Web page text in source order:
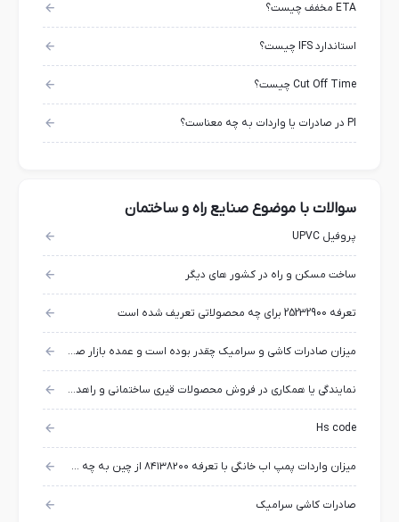
ETA مخفف چیست؟
استاندارد IFS چیست؟
Cut Off Time چیست؟
PI در صادرات یا واردات به چه معناست؟
سوالات با موضوع صنایع راه و ساختمان
پروفیل UPVC
ساخت مسکن و راه در کشور های دیگر
تعرفه 25232900 برای چه محصولاتی تعریف شده است
میزان صادرات کاشی و سرامیک چقدر بوده است و عمده بازار صادراتی این محصول به کجا بوده است؟
نمایندگی یا همکاری در فروش محصولات قیری ساختمانی و راهداری و راهسازی
Hs code
میزان واردات پمپ اب خانگی با تعرفه ۸۴۱۳۸۲۰۰ از چین به چه مقدار است؟
صادرات کاشی سرامیک